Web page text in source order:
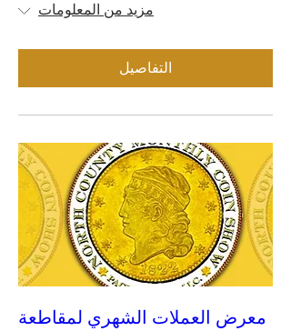
مزيد من المعلومات
التفاصيل
معرض العملات الشهري لمقاطعة